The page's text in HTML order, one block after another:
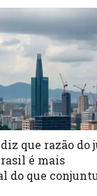
que razão do
é mais
do que